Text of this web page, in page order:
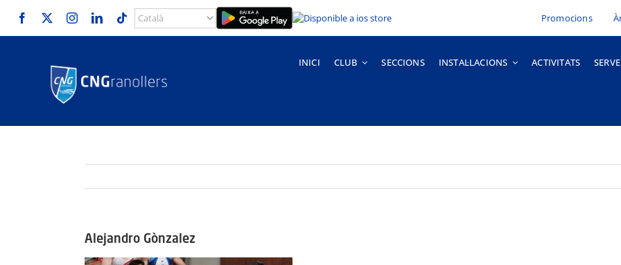
Promocions
INICI CLUB SECCIONS INSTAL·LACIONS ACTIVITATS
Alejandro Gònzalez